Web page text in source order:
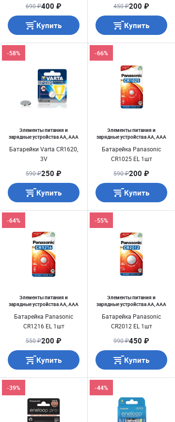
690 ₽400 ₽
Купить
450 ₽200 ₽
Купить
Элементы питания и
зарядные устройства AA, AAA
Батарейки Varta CR1620,
3V
-58%
590 ₽250 ₽
Купить
Элементы питания и
зарядные устройства AA, AAA
Батарейка Panasonic
CR1025 EL 1шт
-66%
590 ₽200 ₽
Купить
Элементы питания и
зарядные устройства AA, AAA
Батарейка Panasonic
CR1216 EL 1шт
-64%
550 ₽200 ₽
Купить
Элементы питания и
зарядные устройства AA, AAA
Батарейка Panasonic
CR2012 EL 1шт
-55%
990 ₽450 ₽
Купить
-39% -44%